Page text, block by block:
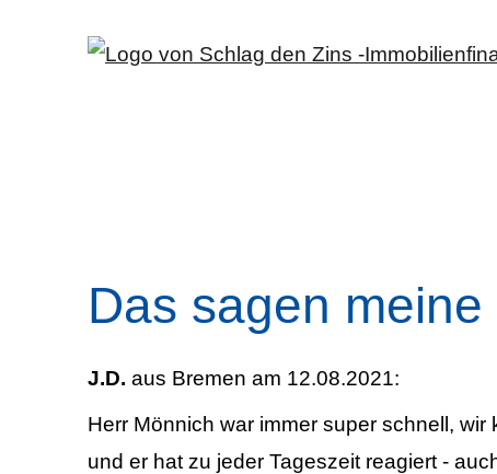
Das sagen
J.D. aus Bremen am 12.08.2021:
Herr Mönnich war immer super schnell,
und er hat zu jeder Tageszeit reagiert -